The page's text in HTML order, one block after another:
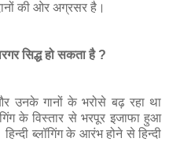
की ओर अग्रसर है।
सिद्ध हो सकता है ?
उनके गानों के भरोसे बढ़ रहा था
के विस्‍तार से भरपूर इजाफा हुआ
ब्‍लॉगिंग के आरंभ होने से हिन्‍दी